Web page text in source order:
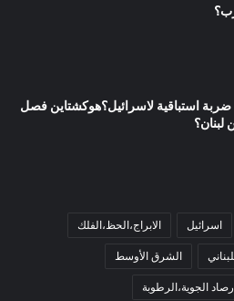
ضربة استباقية لاسرائيل؟هوكشتاين فصل
لبنان؟
اسرائيل الابراج،الحظ،الفلك
الشرق الأوسط
الجوية،الرطوبة